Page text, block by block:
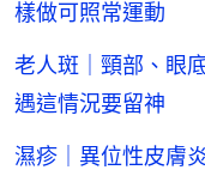
樣做可照常運動
老人斑｜頸部、眼
遇這情況要留神
濕疹｜異位性皮膚